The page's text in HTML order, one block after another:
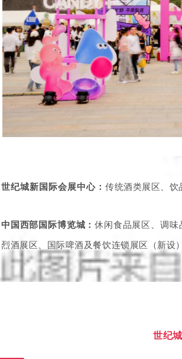
世纪城新国际会展中心： 传统酒类展区、饮
中国西部国际博览城：休闲食品展区、调
烈酒展区、国际啤酒及餐饮连锁展区（新设
世纪